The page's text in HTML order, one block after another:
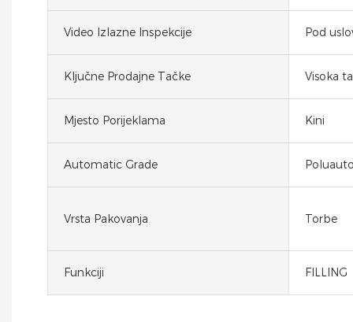
Video Izlazne Inspekcije Pod
Ključne Prodajne Tačke Visoka
Mjesto Porijeklama Kini
Automatic Grade
Vrsta Pakovanja Torbe
Funkciji FILLING